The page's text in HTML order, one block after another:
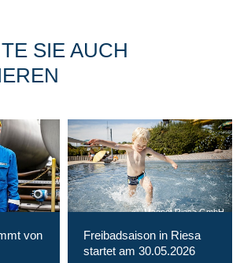
SIE AUCH
von
Magnet Riesa GmbH
Freibadsaison in Riesa
startet am 30.05.2026